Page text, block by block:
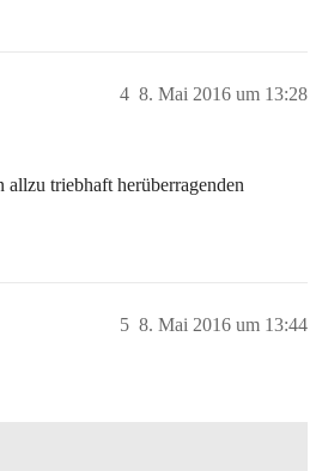
8. Mai 2016 um 13:28
4
triebhaft herüberragenden
8. Mai 2016 um 13:44
5